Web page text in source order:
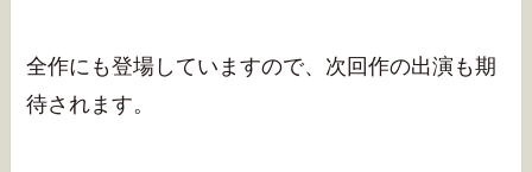
全作にも登場していますので、次回作の出演も期
待されます。